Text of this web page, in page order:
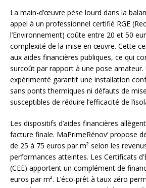
La main-d’œuvre pèse lourd dans la
appel à un professionnel certifié RGE
l’Environnement) coûte entre 20 et 50
complexité de la mise en œuvre. Cette
aux aides financières publiques, ce qui
surcoût par rapport à une pose amateur.
expérimenté garantit une installation
sans ponts thermiques ni défauts de
susceptibles de réduire l’efficacité de
Les dispositifs d’aides financières
facture finale. MaPrimeRénov’ propose
de 25 à 75 euros par m² selon les
performances atteintes. Les Certificats
(CEE) apportent un complément de
euros par m². L’éco-prêt à taux zéro